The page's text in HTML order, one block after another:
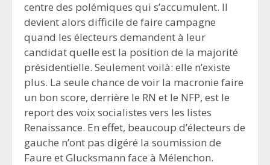
centre des polémiques qui s’accumulent. Il
devient alors difficile de faire campagne
quand les électeurs demandent à leur
candidat quelle est la position de la majorité
présidentielle. Seulement voilà: elle n’existe
plus. La seule chance de voir la macronie faire
un bon score, derrière le RN et le NFP, est le
report des voix socialistes vers les listes
Renaissance. En effet, beaucoup d’électeurs de
gauche n’ont pas digéré la soumission de
Faure et Glucksmann face à Mélenchon.